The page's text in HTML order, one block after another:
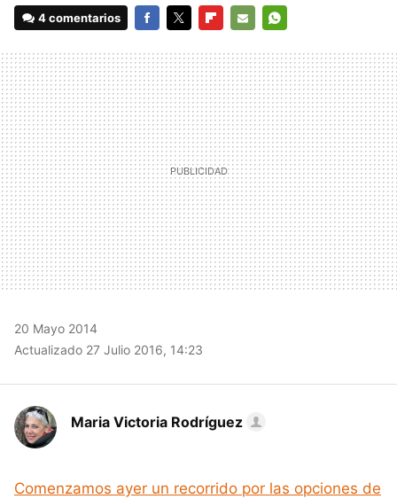
4 comentarios
MAIL
20 Mayo 2014
Actualizado 27 Julio 2016, 14:23
Maria Victoria Rodríguez
Comenzamos ayer un recorrido por las opciones de